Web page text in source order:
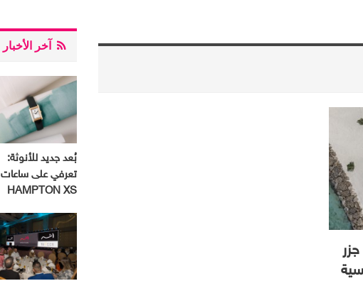
آخر الأخبار
بُعد جديد للأنوثة:
تعرفي على ساعات
HAMPTON XS